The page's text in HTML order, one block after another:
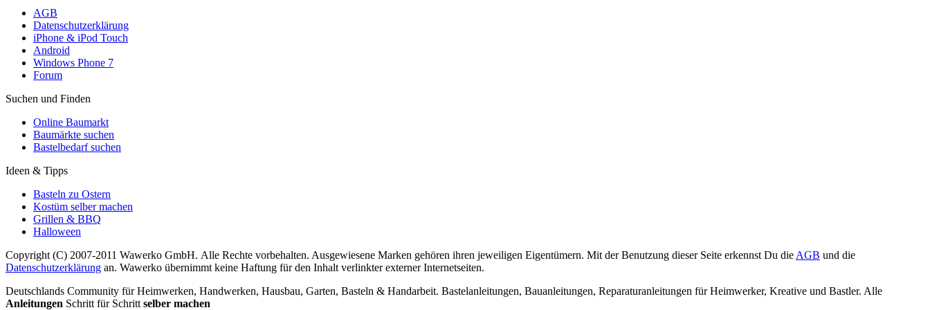
AGB
Datenschutzerklärung
iPhone & iPod Touch
Android
Windows Phone 7
Forum
Suchen und Finden
Online Baumarkt
Baumärkte suchen
Bastelbedarf suchen
Ideen & Tipps
Basteln zu Ostern
Kostüm selber machen
Grillen & BBQ
Halloween
Copyright (C) 2007-2011 Wawerko GmbH. Alle Rechte vorbehalten. Ausgewiesene Marken gehören ihren jeweiligen Eigentümern. Mit der Benutzung dieser Seite erkennst Du die AGB und die
Datenschutzerklärung an. Wawerko übernimmt keine Haftung für den Inhalt verlinkter externer Internetseiten.
Deutschlands Community für Heimwerken, Handwerken, Hausbau, Garten, Basteln & Handarbeit. Bastelanleitungen, Bauanleitungen, Reparaturanleitungen für Heimwerker, Kreative und Bastler. Alle
Anleitungen Schritt für Schritt selber machen